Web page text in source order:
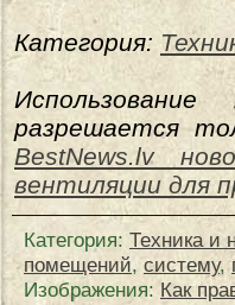
Категория:
разрешается
BestNews.lv
вентиляции для
Категория: Техника и
помещений, систему,
Изображения:Как